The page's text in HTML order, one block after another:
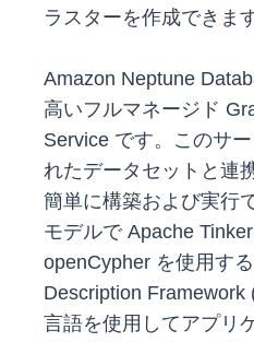
ラスターを作成できます
Amazon Neptune
高いフルマネージド
Service です。このサ
れたデータセットと連
簡単に構築および実行
モデルで Apache
openCypher を使用す
Description Framework
言語を使用してアプリ